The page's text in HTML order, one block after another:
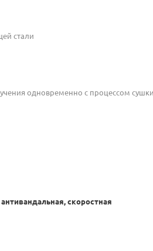
стали
одновременно с процессом
скоростная